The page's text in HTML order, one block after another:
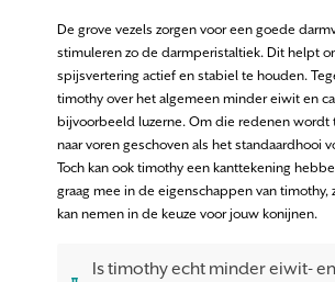
De grove vezels zorgen voor een goede
stimuleren zo de darmperistaltiek. Dit helpt
spijsvertering actief en stabiel te houden.
timothy over het algemeen minder eiwit en
bijvoorbeeld luzerne. Om die redenen wordt
naar voren geschoven als het standaardhooi
Toch kan ook timothy een kanttekening
graag mee in de eigenschappen van timothy,
kan nemen in de keuze voor jouw konijnen.
Is timothy echt minder eiwit- en